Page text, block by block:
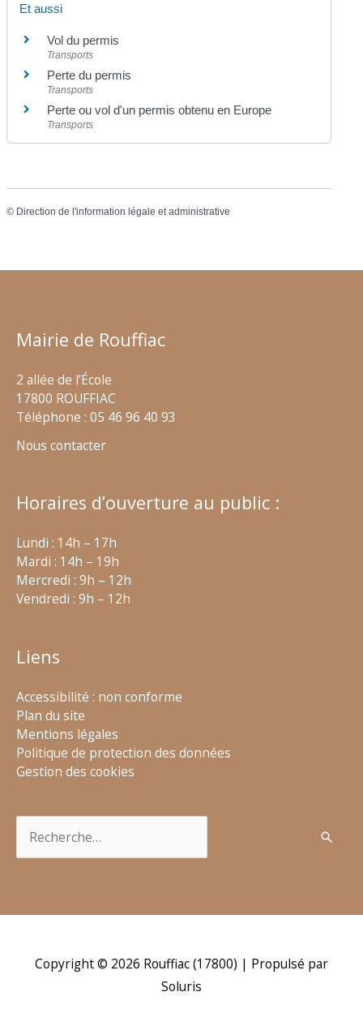
Et aussi
Vol du permis
Transports
Perte du permis
Transports
Perte ou vol d'un permis obtenu en Europe
Transports
© Direction de l'information légale et administrative
Mairie de Rouffiac
2 allée de l’École
17800 ROUFFIAC
Téléphone : 05 46 96 40 93
Nous contacter
Horaires d’ouverture au public :
Lundi : 14h – 17h
Mardi : 14h – 19h
Mercredi : 9h – 12h
Vendredi : 9h – 12h
Liens
Accessibilité : non conforme
Plan du site
Mentions légales
Politique de protection des données
Gestion des cookies
Copyright © 2026 Rouffiac (17800) | Propulsé par
Soluris